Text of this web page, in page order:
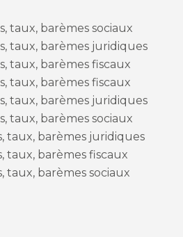
taux, barèmes sociaux
taux, barèmes juridiques
taux, barèmes fiscaux
taux, barèmes fiscaux
taux, barèmes juridiques
taux, barèmes sociaux
taux, barèmes juridiques
taux, barèmes fiscaux
taux, barèmes sociaux